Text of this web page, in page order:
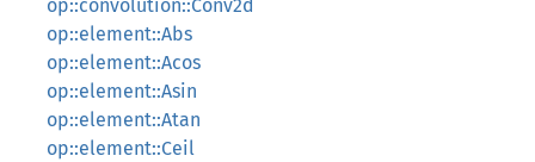
op::convolution::Conv2d
op::element::Abs
op::element::Acos
op::element::Asin
op::element::Atan
op::element::Ceil